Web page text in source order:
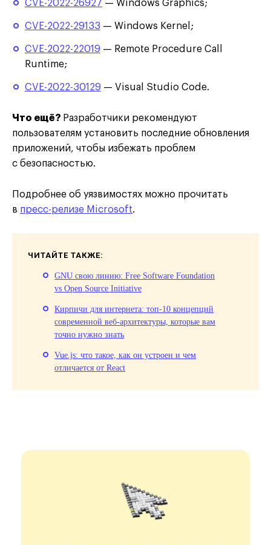
CVE-2022-26927 — Windows Graphics;
CVE-2022-29133 — Windows Kernel;
CVE-2022-22019 — Remote Procedure Call
Runtime;
CVE-2022-30129 — Visual Studio Code.
Что ещё? Разработчики рекомендуют
пользователям установить последние обновления
приложений, чтобы избежать проблем
с безопасностью.
Подробнее об уязвимостях можно прочитать
в пресс-релизе Microsoft.
ЧИТАЙТЕ ТАКЖЕ:
GNU свою линию: Free Software Foundation
vs Open Source Initiative
Кирпичи для интернета: топ-10 концепций
современной веб-архитектуры, которые вам
точно нужно знать
Vue.js: что такое, как он устроен и чем
отличается от React